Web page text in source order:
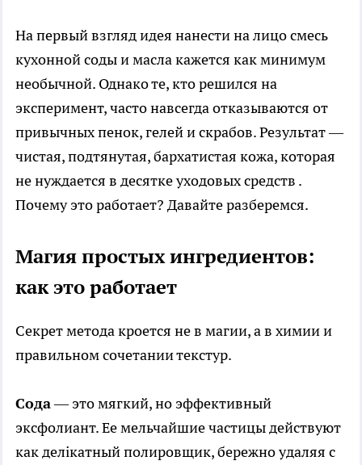
На первый взгляд идея нанести на лицо смесь
кухонной соды и масла кажется как минимум
необычной. Однако те, кто решился на
эксперимент, часто навсегда отказываются от
привычных пенок, гелей и скрабов. Результат —
чистая, подтянутая, бархатистая кожа, которая
не нуждается в десятке уходовых средств .
Почему это работает? Давайте разберемся.
Магия простых ингредиентов:
как это работает
Секрет метода кроется не в магии, а в химии и
правильном сочетании текстур.
Сода— это мягкий, но эффективный
эксфолиант. Ее мельчайшие частицы действуют
как делікатный полировщик, бережно удаляя с